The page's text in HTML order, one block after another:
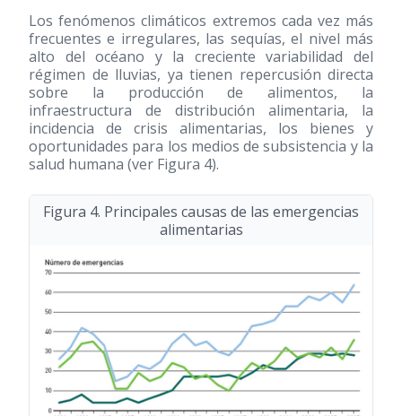
Los fenómenos climáticos extremos cada vez más
frecuentes e irregulares, las sequías, el nivel más
alto del océano y la creciente variabilidad del
régimen de lluvias, ya tienen repercusión directa
sobre la producción de alimentos, la
infraestructura de distribución alimentaria, la
incidencia de crisis alimentarias, los bienes y
oportunidades para los medios de subsistencia y la
salud humana (ver Figura 4).
Figura 4. Principales causas de las emergencias
alimentarias